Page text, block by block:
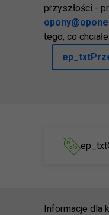
przyszłości -
tego, co
Informacje dla